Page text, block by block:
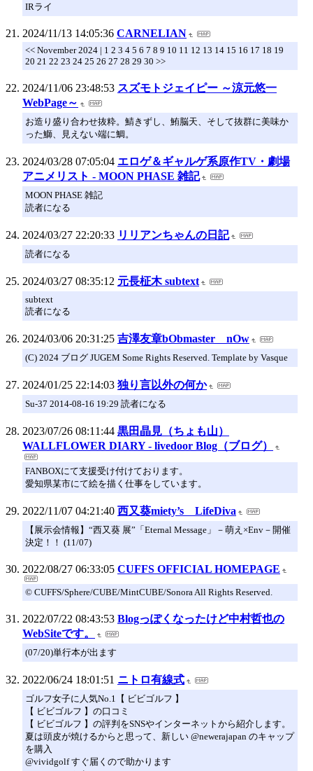
IRライ
2024/11/13 14:05:36 CARNELIAN
<< November 2024 | 1 2 3 4 5 6 7 8 9 10 11 12 13 14 15 16 17 18 19
20 21 22 23 24 25 26 27 28 29 30 >>
2024/11/06 23:48:53 スズモトジェイピー ～涼元悠一
WebPage～
お造り盛り合わせ抜粋。鯖きずし、鮪脳天、そして抜群に美味か
った鰤、見えない端に鯛。
2024/03/28 07:05:04 エロゲ＆ギャルゲ系原作TV・劇場
アニメリスト - MOON PHASE 雑記
MOON PHASE 雑記
読者になる
2024/03/27 22:20:33 リリアンちゃんの日記
読者になる
2024/03/27 08:35:12 元長柾木 subtext
subtext
読者になる
2024/03/06 20:31:25 吉澤友章bObmaster nOw
(C) 2024 ブログ JUGEM Some Rights Reserved. Template by Vasque
2024/01/25 22:14:03 独り言以外の何か
Su-37 2014-08-16 19:29 読者になる
2023/07/26 08:11:44 黒田晶見（ちょも山）
WALLFLOWER DIARY - livedoor Blog（ブログ）
FANBOXにて支援受け付けております。
愛知県某市にて絵を描く仕事をしています。
2022/11/07 04:21:40 西又葵miety’s LifeDiva
【展示会情報】“西又葵 展”「Eternal Message」－萌え×Env－開催
決定！！ (11/07)
2022/08/27 06:33:05 CUFFS OFFICIAL HOMEPAGE
© CUFFS/Sphere/CUBE/MintCUBE/Sonora All Rights Reserved.
2022/07/22 08:43:53 Blogっぽくなったけど中村哲也の
WebSiteです。
(07/20)単行本が出ます
2022/06/24 18:01:51 ニトロ有線式
ゴルフ女子に人気No.1【 ビビゴルフ 】
【 ビビゴルフ 】の口コミ
【 ビビゴルフ 】の評判をSNSやインターネットから紹介します。
夏は頭皮が焼けるからと思って、新しい @newerajapan のキャップ
を購入
@vividgolf すぐ届くので助かります